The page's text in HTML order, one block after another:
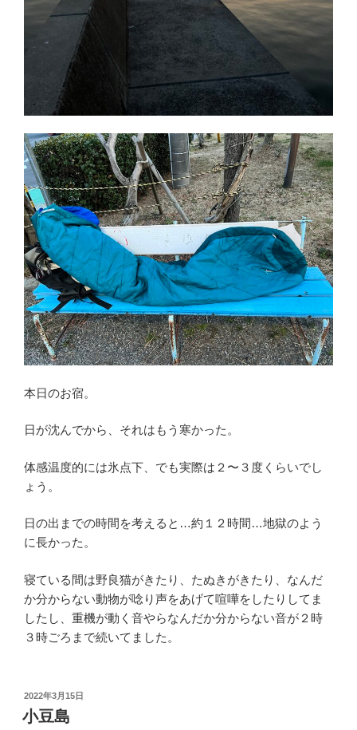
本日のお宿。
日が沈んでから、それはもう寒かった。
体感温度的には氷点下、でも実際は２〜３度くらいでし
ょう。
日の出までの時間を考えると…約１２時間…地獄のよう
に長かった。
寝ている間は野良猫がきたり、たぬきがきたり、なんだ
か分からない動物が唸り声をあげて喧嘩をしたりしてま
したし、重機が動く音やらなんだか分からない音が２時
３時ごろまで続いてました。
投
稿
日:
2022年3月15日
小豆島